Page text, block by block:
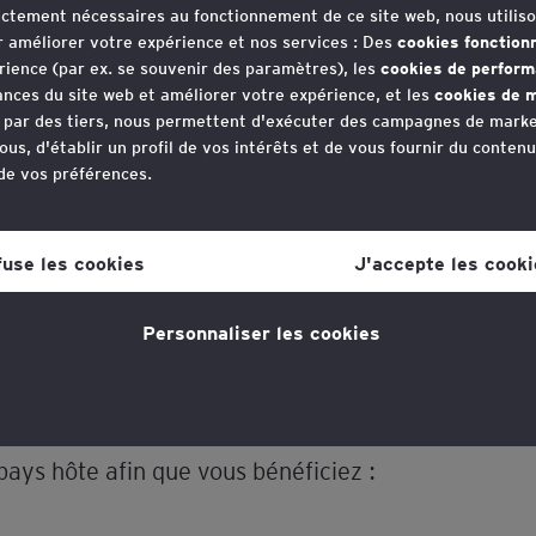
d'EY Société
françaises afin que leurs
en Afrique et en Asie, bénéficient de la
hôte afin que vous bénéficiez :
nécessaires au fonctionnement de ce site web, nous
améliorer votre expérience et nos services : Des cookies
(par ex. se souvenir des paramètres), les cookies de
du site web et améliorer votre expérience, et les cookies de
des tiers, nous permettent d'exécuter des campagnes de
d'établir un profil de vos intérêts et de vous fournir du
vos préférences.
dans la politique en matière de cookies, que vous trouverez au
en matière de cookiespour plus d'informations."
les cookies J'accepte les
Personnaliser les cookies